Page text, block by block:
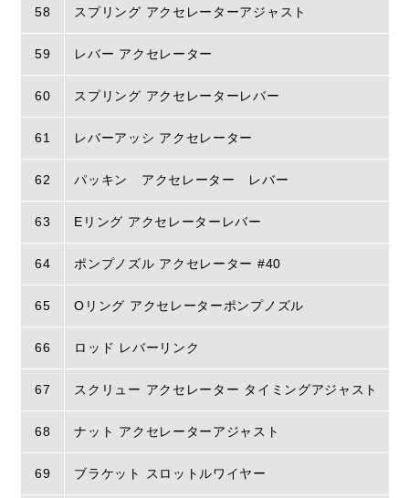
58 スプリング アクセレーターアジャスト
59 レバー アクセレーター
60 スプリング アクセレーターレバー
61 レバーアッシ アクセレーター
62 パッキン アクセレーター レバー
63 Eリング アクセレーターレバー
64 ポンプノズル アクセレーター #40
65 Oリング アクセレーターポンプノズル
66 ロッド レバーリンク
67 スクリュー アクセレーター タイミングアジャスト
68 ナット アクセレーターアジャスト
69 ブラケット スロットルワイヤー